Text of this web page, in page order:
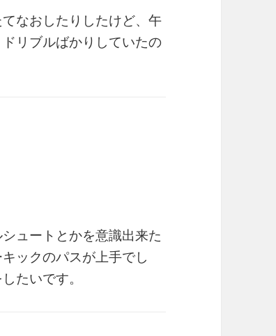
なおしたりしたけど、午
リブルばかりしていたの
ュートとかを意識出来た
ックのパスが上手でし
たいです。